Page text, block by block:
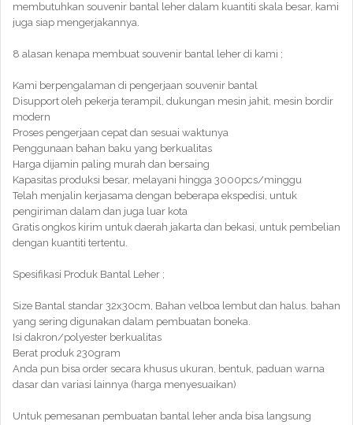
membutuhkan souvenir bantal leher dalam kuantiti skala besar, kami
juga siap mengerjakannya.
8 alasan kenapa membuat souvenir bantal leher di kami ;
Kami berpengalaman di pengerjaan souvenir bantal
Disupport oleh pekerja terampil, dukungan mesin jahit, mesin bordir
modern
Proses pengerjaan cepat dan sesuai waktunya
Penggunaan bahan baku yang berkualitas
Harga dijamin paling murah dan bersaing
Kapasitas produksi besar, melayani hingga 3000pcs/minggu
Telah menjalin kerjasama dengan beberapa ekspedisi, untuk
pengiriman dalam dan juga luar kota
Gratis ongkos kirim untuk daerah jakarta dan bekasi, untuk pembelian
dengan kuantiti tertentu.
Spesifikasi Produk Bantal Leher ;
Size Bantal standar 32x30cm, Bahan velboa lembut dan halus. bahan
yang sering digunakan dalam pembuatan boneka.
Isi dakron/polyester berkualitas
Berat produk 230gram
Anda pun bisa order secara khusus ukuran, bentuk, paduan warna
dasar dan variasi lainnya (harga menyesuaikan)
Untuk pemesanan pembuatan bantal leher anda bisa langsung